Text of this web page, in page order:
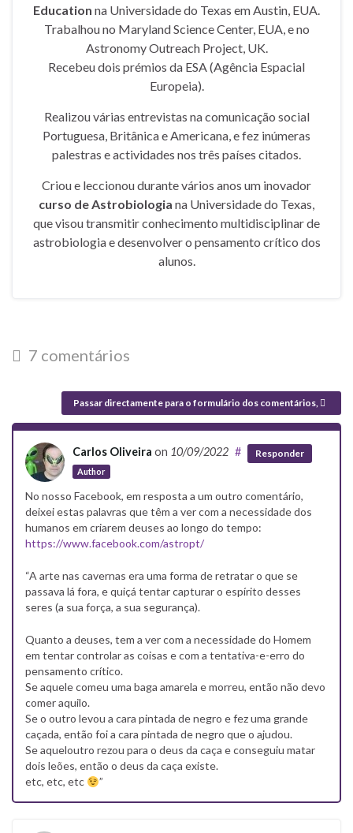
Education na Universidade do Texas em Austin, EUA.
Trabalhou no Maryland Science Center, EUA, e no
Astronomy Outreach Project, UK.
Recebeu dois prémios da ESA (Agência Espacial
Europeia).
Realizou várias entrevistas na comunicação social
Portuguesa, Britânica e Americana, e fez inúmeras
palestras e actividades nos três países citados.
Criou e leccionou durante vários anos um inovador
curso de Astrobiologia na Universidade do Texas,
que visou transmitir conhecimento multidisciplinar de
astrobiologia e desenvolver o pensamento crítico dos
alunos.
7 comentários
Passar directamente para o formulário dos comentários,
Carlos Oliveira on 10/09/2022
Author
# Responder
No nosso Facebook, em resposta a um outro comentário,
deixei estas palavras que têm a ver com a necessidade dos
humanos em criarem deuses ao longo do tempo:
https://www.facebook.com/astropt/
“A arte nas cavernas era uma forma de retratar o que se
passava lá fora, e quiçá tentar capturar o espírito desses
seres (a sua força, a sua segurança).
Quanto a deuses, tem a ver com a necessidade do Homem
em tentar controlar as coisas e com a tentativa-e-erro do
pensamento crítico.
Se aquele comeu uma baga amarela e morreu, então não devo
comer aquilo.
Se o outro levou a cara pintada de negro e fez uma grande
caçada, então foi a cara pintada de negro que o ajudou.
Se aqueloutro rezou para o deus da caça e conseguiu matar
dois leões, então o deus da caça existe.
etc, etc, etc
”